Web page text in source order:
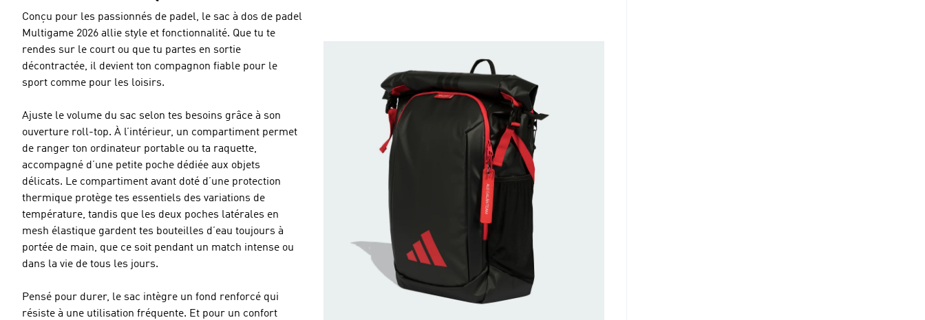
Conçu pour les passionnés de padel, le sac à dos de padel
Multigame 2026 allie style et fonctionnalité. Que tu te
rendes sur le court ou que tu partes en sortie
décontractée, il devient ton compagnon fiable pour le
sport comme pour les loisirs.
Ajuste le volume du sac selon tes besoins grâce à son
ouverture roll-top. À l’intérieur, un compartiment permet
de ranger ton ordinateur portable ou ta raquette,
accompagné d’une petite poche dédiée aux objets
délicats. Le compartiment avant doté d’une protection
thermique protège tes essentiels des variations de
température, tandis que les deux poches latérales en
mesh élastique gardent tes bouteilles d’eau toujours à
portée de main, que ce soit pendant un match intense ou
dans la vie de tous les jours.
Pensé pour durer, le sac intègre un fond renforcé qui
résiste à une utilisation fréquente. Et pour un confort